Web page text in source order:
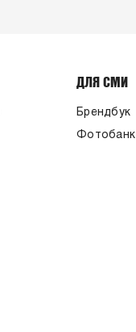
ДЛЯ СМИ
Брендбук
Фотобанк